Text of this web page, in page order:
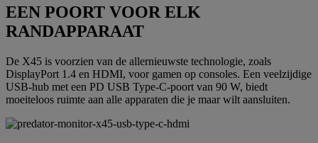
EEN POORT VOOR ELK
RANDAPPARAAT
De X45 is voorzien van de allernieuwste technologie, zoals
DisplayPort 1.4 en HDMI, voor gamen op consoles. Een veelzijdige
USB-hub met een PD USB Type-C-poort van 90 W, biedt
moeiteloos ruimte aan alle apparaten die je maar wilt aansluiten.